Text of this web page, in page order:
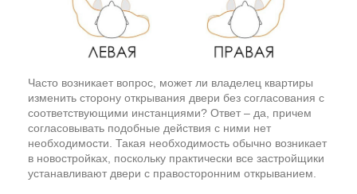
Часто возникает вопрос, может ли владелец квартиры
изменить сторону открывания двери без согласования с
соответствующими инстанциями? Ответ – да, причем
согласовывать подобные действия с ними нет
необходимости. Такая необходимость обычно возникает
в новостройках, поскольку практически все застройщики
устанавливают двери с правосторонним открыванием.